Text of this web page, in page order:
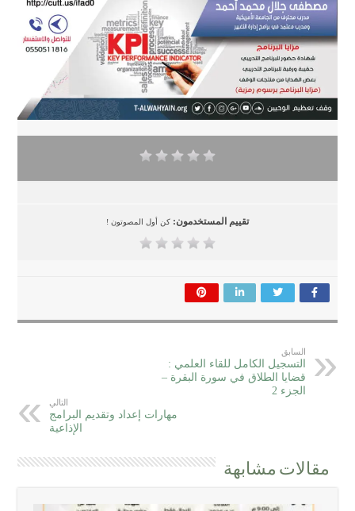
تقييم المستخدمون: كن أول المصوتون !
السابق
التسجيل الكامل للقاء العلمي :
قضايا الطلاق في سورة البقرة –
الجزء 2
التالي
مهارات إعداد وتقديم البرامج
الإذاعية
مقالات مشابهة